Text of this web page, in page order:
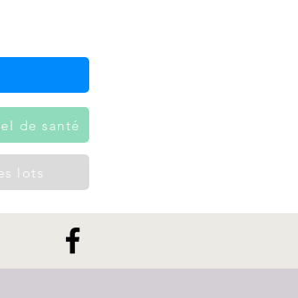
de santé
lots